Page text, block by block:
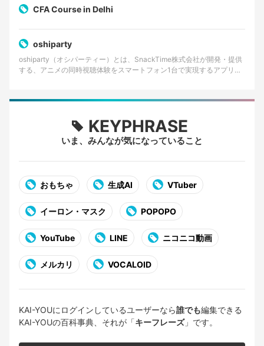
CFA Course in Delhi
oshiparty
oshiparty（オシパーティー）とは、SnackTime株式会社が開発・提供
する、アニメの同時視聴体験をスマートフォン1台で実現するアプリケ
KEYPHRASE
いま、みんなが気になっていること
おもちゃ 生成AI VTuber
イーロン・マスク POPOPO
YouTube LINE ニコニコ動画
メルカリ VOCALOID
KAI-YOUにログインしているユーザーなら誰でも編集できる
KAI-YOUの百科事典、それが「キーフレーズ」です。